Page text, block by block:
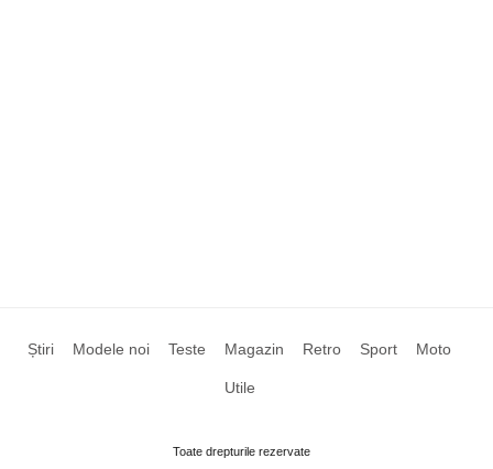
Știri Modele noi Teste Magazin Retro Sport Moto
Utile
Toate drepturile rezervate